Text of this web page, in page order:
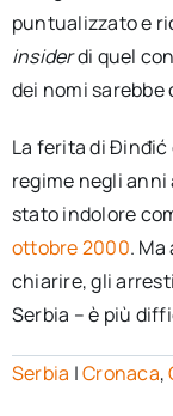
puntualizzato e
insiderdi quel
dei nomi
La ferita di Đinđić
regime negli
stato indolore
ottobre 2000.
chiarire, gli
Serbia – è più
Serbia |Cronaca,